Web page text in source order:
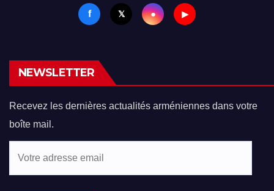
f 𝕏 ● ▶
NEWSLETTER
Recevez les dernières actualités arméniennes dans votre
boîte mail.